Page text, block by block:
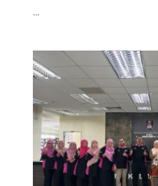
...